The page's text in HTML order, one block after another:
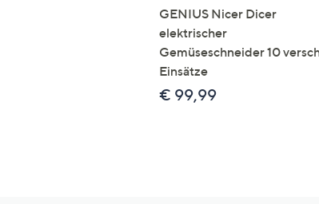
GENIUS Nicer Dicer
elektrischer
Gemüseschneider 10
Einsätze
€ 99,99